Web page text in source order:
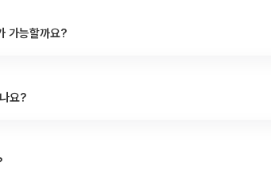
가능할까요?
요?